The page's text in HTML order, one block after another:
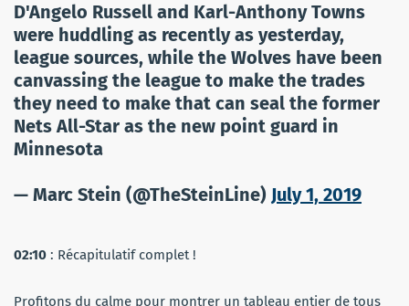
D'Angelo Russell and Karl-Anthony Towns
were huddling as recently as yesterday,
league sources, while the Wolves have been
canvassing the league to make the trades
they need to make that can seal the former
Nets All-Star as the new point guard in
Minnesota
— Marc Stein (@TheSteinLine) July 1, 2019
02:10 : Récapitulatif complet !
Profitons du calme pour montrer un tableau entier de tous